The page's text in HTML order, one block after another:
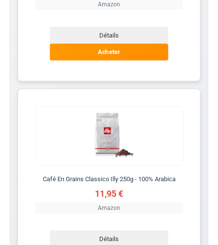
Amazon
Détails
Acheter
Café En Grains Classico Illy 250g - 100% Arabica
11,95 €
Amazon
Détails